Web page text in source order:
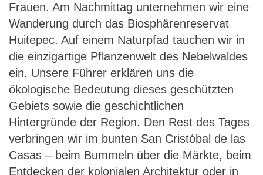
Frauen. Am Nachmittag unternehmen wir eine
Wanderung durch das Biosphärenreservat
Huitepec. Auf einem Naturpfad tauchen wir in
die einzigartige Pflanzenwelt des Nebelwaldes
ein. Unsere Führer erklären uns die
ökologische Bedeutung dieses geschützten
Gebiets sowie die geschichtlichen
Hintergründe der Region. Den Rest des Tages
verbringen wir im bunten San Cristóbal de las
Casas – beim Bummeln über die Märkte, beim
Entdecken der kolonialen Architektur oder in